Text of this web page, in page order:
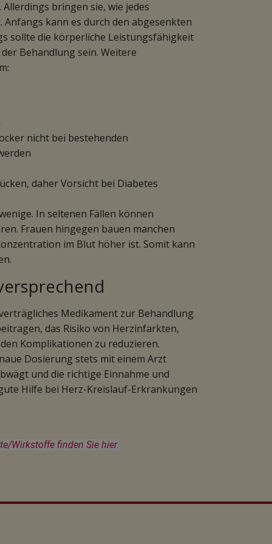
bringen sie, wie jedes
kann es durch den abgesenkten
sollte die körperliche Leistungsfähigkeit
Behandlung sein. Weitere
nicht bei bestehenden
daher Vorsicht bei Diabetes
In seltenen Fällen können
Frauen hingegen bauen manchen
im Blut höher ist. Somit kann
Medikament zur Behandlung
das Risiko von Herzinfarkten,
Komplikationen zu reduzieren.
Dosierung stets mit einem Arzt
und die richtige Einnahme und
Hilfe bei Herz-Kreislauf-Erkrankungen
Wirkstoffe finden Sie hier.